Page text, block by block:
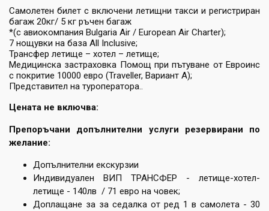
Самолетен билет с включени летищни такси и регистриран
багаж 20кг/ 5 кг ръчен багаж
*(с авиокомпания Bulgaria Air / European Air Charter);
7 нощувки на база All Inclusive;
Трансфер летище – хотел – летище;
Медицинска застраховка Помощ при пътуване от Евроинс
с покритие 10000 евро (Traveller, Вариант А);
Представител на туроператора..
Цената не включва:
Препоръчани допълнителни услуги резервирани по
желание:
Допълнителни екскурзии
Индивидуален ВИП ТРАНСФЕР - летище-хотел-
летище - 140лв / 71 евро на човек;
Доплащане за за седалка от ред 1 в самолета - 30